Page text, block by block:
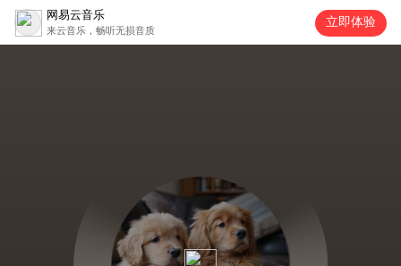
网易云音乐
来云音乐，畅听无损音质
立即体验